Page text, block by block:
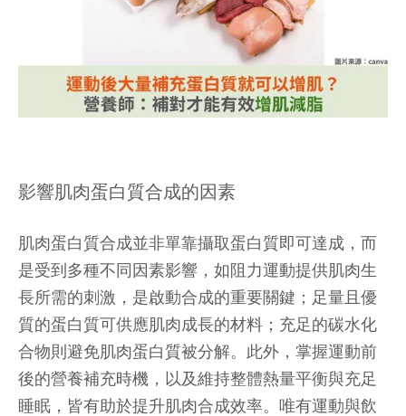
影響肌肉蛋白質合成的因素
肌肉蛋白質合成並非單靠攝取蛋白質即可達成，而
是受到多種不同因素影響，如阻力運動提供肌肉生
長所需的刺激，是啟動合成的重要關鍵；足量且優
質的蛋白質可供應肌肉成長的材料；充足的碳水化
合物則避免肌肉蛋白質被分解。此外，掌握運動前
後的營養補充時機，以及維持整體熱量平衡與充足
睡眠，皆有助於提升肌肉合成效率。唯有運動與飲